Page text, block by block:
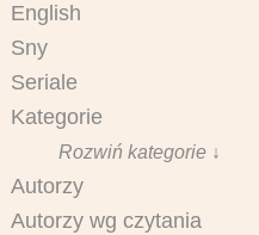
English
Sny
Seriale
Kategorie
Rozwiń kategorie ↓
Autorzy
Autorzy wg czytania